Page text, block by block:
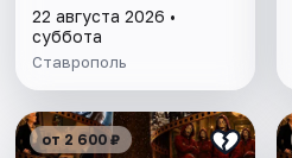
22 августа 2026 •
суббота
Ставрополь
от 2 600 ₽